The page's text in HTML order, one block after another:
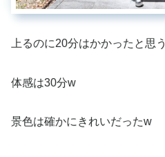
上るのに20分はかかったと
体感は30分w
景色は確かにきれいだったw